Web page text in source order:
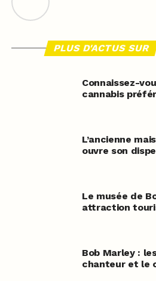
PLUS D'ACTUS SUR
Connaissez-
cannabis
L’ancienne
ouvre son
Le musée de
attraction
Bob Marley :
chanteur et le